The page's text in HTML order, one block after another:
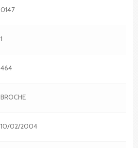
0147
1
464
BROCHE
10/02/2004